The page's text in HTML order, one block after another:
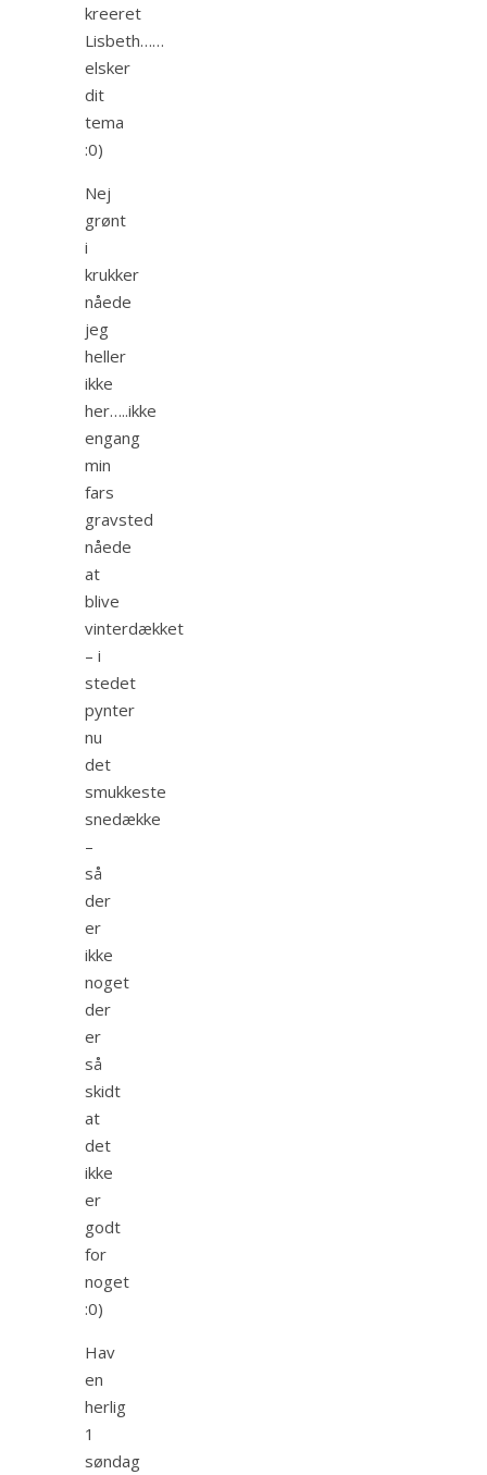
kreeret
Lisbeth……
elsker
dit
tema
:0)
Nej
grønt
i
krukker
nåede
jeg
heller
ikke
her…..ikke
engang
min
fars
gravsted
nåede
at
blive
vinterdækket
– i
stedet
pynter
nu
det
smukkeste
snedække
–
så
der
er
ikke
noget
der
er
så
skidt
at
det
ikke
er
godt
for
noget
:0)
Hav
en
herlig
1
søndag